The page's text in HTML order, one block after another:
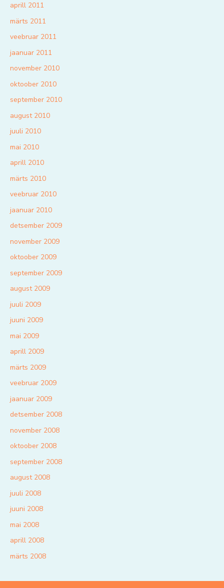
aprill 2011
märts 2011
veebruar 2011
jaanuar 2011
november 2010
oktoober 2010
september 2010
august 2010
juuli 2010
mai 2010
aprill 2010
märts 2010
veebruar 2010
jaanuar 2010
detsember 2009
november 2009
oktoober 2009
september 2009
august 2009
juuli 2009
juuni 2009
mai 2009
aprill 2009
märts 2009
veebruar 2009
jaanuar 2009
detsember 2008
november 2008
oktoober 2008
september 2008
august 2008
juuli 2008
juuni 2008
mai 2008
aprill 2008
märts 2008